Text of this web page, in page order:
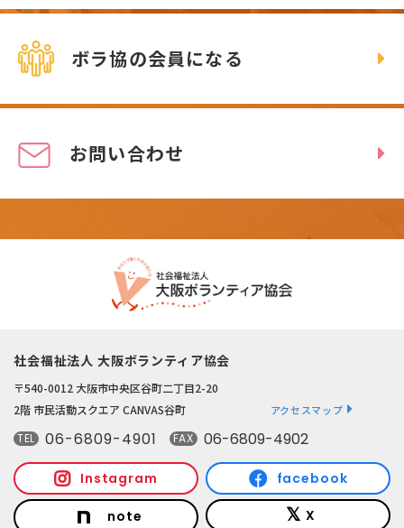
ボラ協の会員になる
お問い合わせ
社会福祉法人 大阪ボランティア協会
〒540-0012 大阪市中央区谷町二丁目2-20
2階 市民活動スクエア CANVAS谷町
アクセスマップ
TEL 06-6809-4901 FAX 06-6809-4902
Instagram facebook
note X